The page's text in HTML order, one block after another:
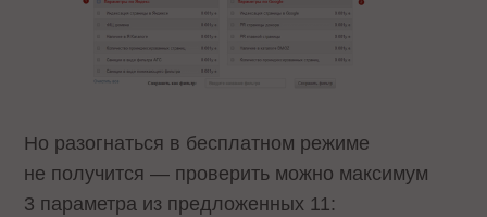
Но разогнаться в бесплатном режиме
не получится — проверить можно максимум
3 параметра из предложенных 11: